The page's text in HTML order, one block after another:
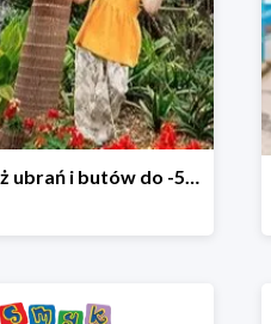
Wyprzedaż ubrań i butów do -50%